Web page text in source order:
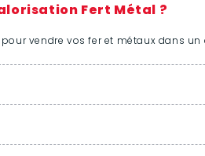
Fert Métal ?
vendre vos fer et métaux dans un